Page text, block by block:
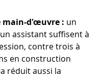
main-d'œuvre : un
assistant suffisent à
contre trois à
en construction
réduit aussi la